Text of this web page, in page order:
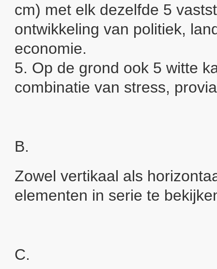
cm) met elk dezelfde 5
ontwikkeling van politiek,
economie.
5. Op de grond ook 5 witte
combinatie van stress,
B.
Zowel vertikaal als
elementen in serie te
C.